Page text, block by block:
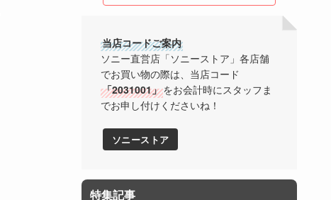
当店コードご案内
ソニー直営店「ソニーストア」各店舗
でお買い物の際は、当店コード
「2031001」をお会計時にスタッフま
でお申し付けくださいね！
ソニーストア
特集記事